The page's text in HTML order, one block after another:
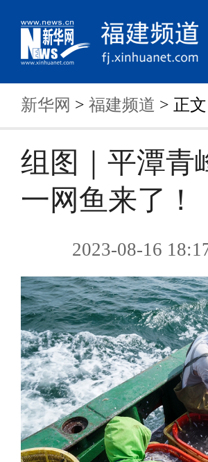
新华网 > 福建频道 > 正文
组图｜平潭青
一网鱼来了！
2023-08-16